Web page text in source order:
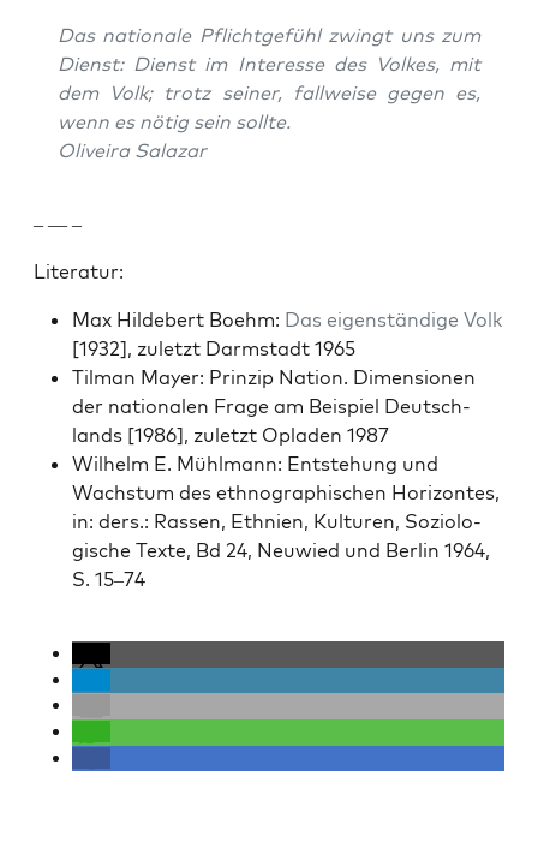
Das nationale Pflicht­ge­fühl zwingt uns zum
Dienst: Dienst im Inter­esse des Volkes, mit
dem Volk; trotz sein­er, fall­weise gegen es,
wenn es nötig sein sollte.
Oliveira Salazar
– — –
Lit­er­atur:
Max Hilde­bert Boehm: Das eigen­ständi­ge Volk
[1932], zulet­zt Darm­stadt 1965
Tilman May­er: Prinzip Nation. Dimen­sio­nen
der nationalen Frage am Beispiel Deutsch­
lands [1986], zulet­zt Opladen 1987
Wil­helm E. Mühlmann: Entste­hung und
Wach­s­tum des ethno­graphis­chen Hor­i­zontes,
in: ders.: Rassen, Eth­nien, Kul­turen, Sozi­ol­o­
gis­che Texte, Bd 24, Neuwied und Berlin 1964,
S. 15–74